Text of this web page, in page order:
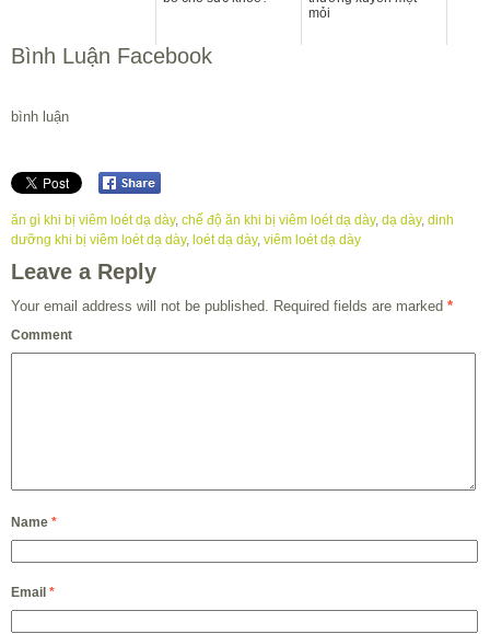
mỏi
Bình Luận Facebook
bình luận
ăn gì khi bị viêm loét dạ dày, chế độ ăn khi bị viêm loét dạ dày, dạ dày, dinh
dưỡng khi bị viêm loét dạ dày, loét dạ dày, viêm loét dạ dày
Leave a Reply
Your email address will not be published. Required fields are marked *
Comment
Name *
Email *